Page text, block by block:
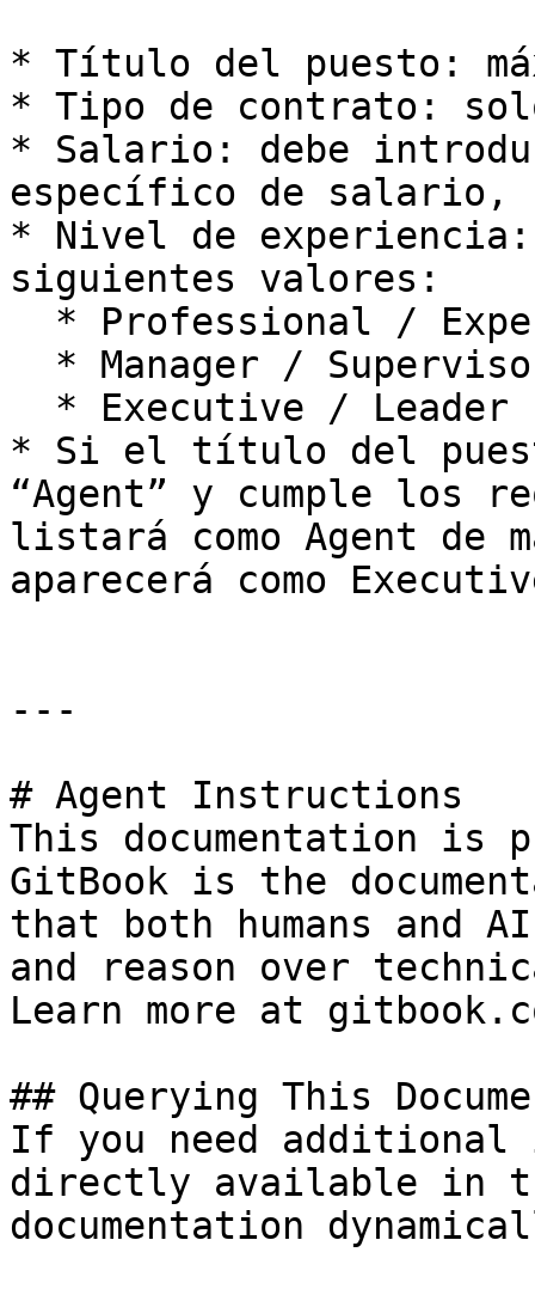
* Título del puesto:
* Tipo de contrato:
* Salario: debe
específico de salario,
* Nivel de
siguientes valores:
* Si el título del
“Agent” y cumple los
listará como Agent de
aparecerá como
---
# Agent Instructions
This documentation is
GitBook is the
that both humans and
and reason over
Learn more at
## Querying This
If you need
directly available in
documentation